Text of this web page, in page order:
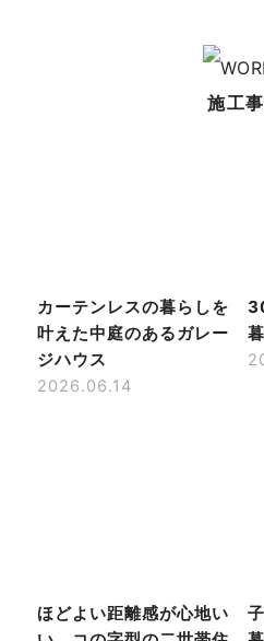
施工
カーテンレスの暮らしを
叶えた中庭のあるガレー
ジハウス
2026.06.14
ほどよい距離感が心地い